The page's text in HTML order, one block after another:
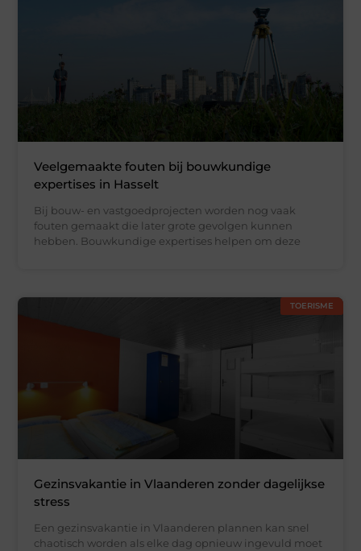
Veelgemaakte fouten bij bouwkundige
expertises in Hasselt
Bij bouw- en vastgoedprojecten worden nog vaak
fouten gemaakt die later grote gevolgen kunnen
hebben. Bouwkundige expertises helpen om deze
TOERISME
Gezinsvakantie in Vlaanderen zonder dagelijkse
stress
Een gezinsvakantie in Vlaanderen plannen kan snel
chaotisch worden als elke dag opnieuw ingevuld moet